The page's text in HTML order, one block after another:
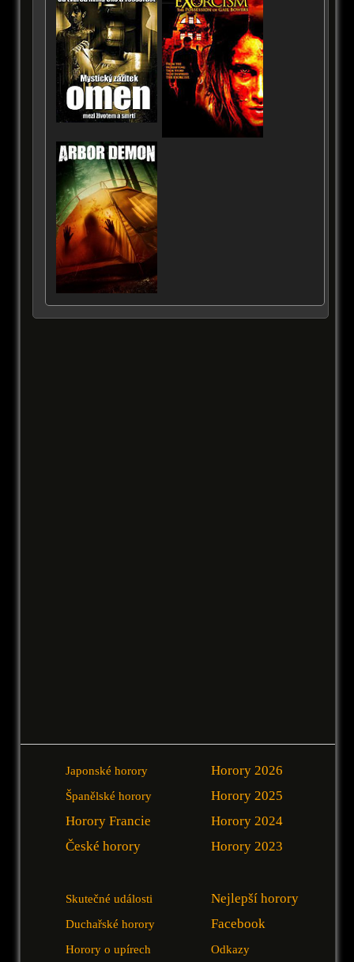
Japonské horory
Španělské horory
Horory Francie
České horory
Horory 2026
Horory 2025
Horory 2024
Horory 2023
Skutečné události
Duchařské horory
Horory o upírech
Nejlepší horory
Facebook
Odkazy